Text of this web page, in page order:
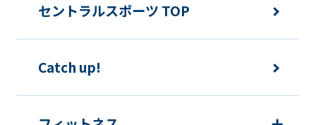
セントラルスポーツ TOP
Catch up!